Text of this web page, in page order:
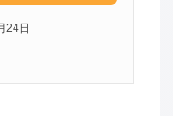
24日